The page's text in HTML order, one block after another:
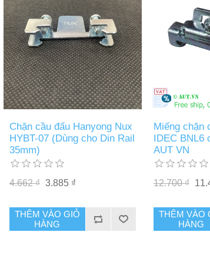
Chặn cầu đấu Hanyong Nux
HYBT-07 (Dùng cho Din Rail
35mm)
4.662 ₫ 3.885 ₫
THÊM VÀO GIỎ
HÀNG
Miếng chặn
IDEC BNL6
AUT VN
12.700 ₫
THÊM VÀO
HÀNG